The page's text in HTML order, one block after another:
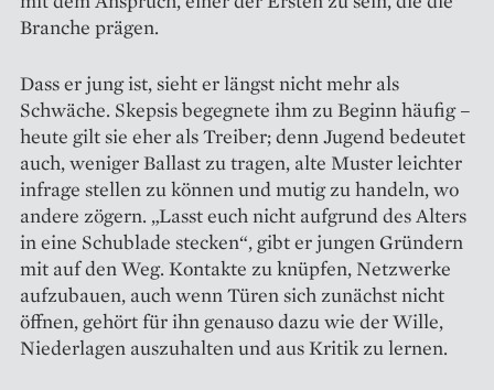
Branche prägen.
Dass er jung ist, sieht er längst nicht mehr als
Schwäche. Skepsis begegnete ihm zu Beginn häufig –
heute gilt sie eher als Treiber; denn Jugend bedeutet
auch, weniger ­Ballast zu ­tragen, alte Muster leichter
infrage stellen zu können und mutig zu ­handeln, wo
andere zögern. „Lasst euch nicht aufgrund des Alters
in eine Schublade stecken“, gibt er jungen Gründern
mit auf den Weg. Kontakte zu knüpfen, Netzwerke
aufzubauen, auch wenn Türen sich zunächst nicht
öffnen, gehört für ihn genauso dazu wie der Wille,
Niederlagen auszu­halten und aus Kritik zu lernen.